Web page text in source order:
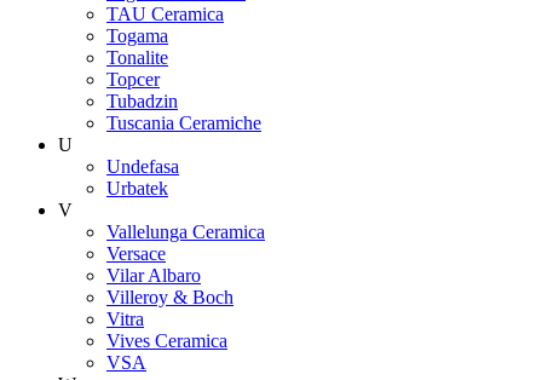
TAU Ceramica
Togama
Tonalite
Topcer
Tubadzin
Tuscania Ceramiche
U
Undefasa
Urbatek
V
Vallelunga Ceramica
Versace
Vilar Albaro
Villeroy & Boch
Vitra
Vives Ceramica
VSA